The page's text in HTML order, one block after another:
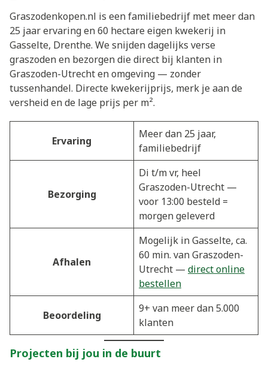
Graszodenkopen.nl is een familiebedrijf met meer dan
25 jaar ervaring en 60 hectare eigen kwekerij in
Gasselte, Drenthe. We snijden dagelijks verse
graszoden en bezorgen die direct bij klanten in
Graszoden-Utrecht en omgeving — zonder
tussenhandel. Directe kwekerijprijs, merk je aan de
versheid en de lage prijs per m².
Ervaring
Meer dan 25 jaar,
familiebedrijf
Bezorging
Di t/m vr, heel
Graszoden-Utrecht —
voor 13:00 besteld =
morgen geleverd
Afhalen
Mogelijk in Gasselte, ca.
60 min. van Graszoden-
Utrecht — direct online
bestellen
Beoordeling
9+ van meer dan 5.000
klanten
Projecten bij jou in de buurt